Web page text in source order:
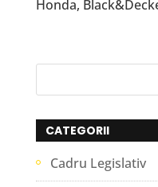
Honda,
CATEGORII
Cadru Legislativ